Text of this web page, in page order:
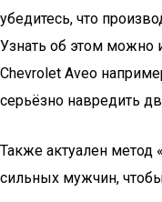
убедитесь, что
Узнать об этом можно
Chevrolet Aveo
серьёзно навредить
Также актуален метод
сильных мужчин,